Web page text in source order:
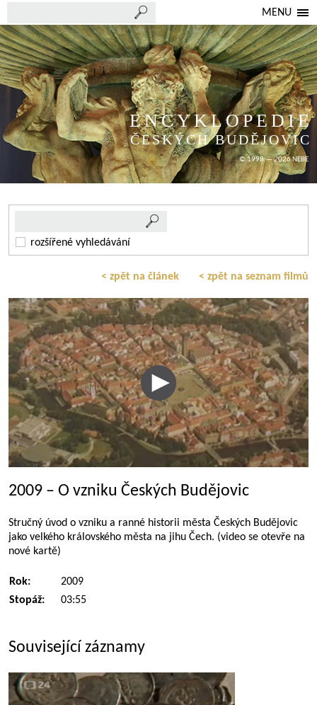
MENU
ENCYKLOPEDIE
ČESKÝCH BUDĚJOVIC
© 1998 — 2026 NEBE
rozšířené vyhledávání
< zpět na článek < zpět na seznam filmů
2009 – O vzniku Českých Budějovic
Stručný úvod o vzniku a ranné historii města Českých Budějovic
jako velkého královského města na jihu Čech. (video se otevře na
nové kartě)
Rok:
2009
Stopáž:
03:55
Související záznamy